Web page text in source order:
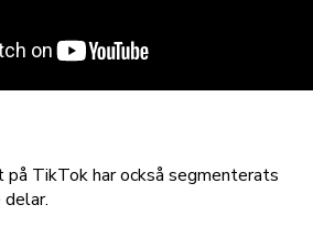
på TikTok har också segmenterats